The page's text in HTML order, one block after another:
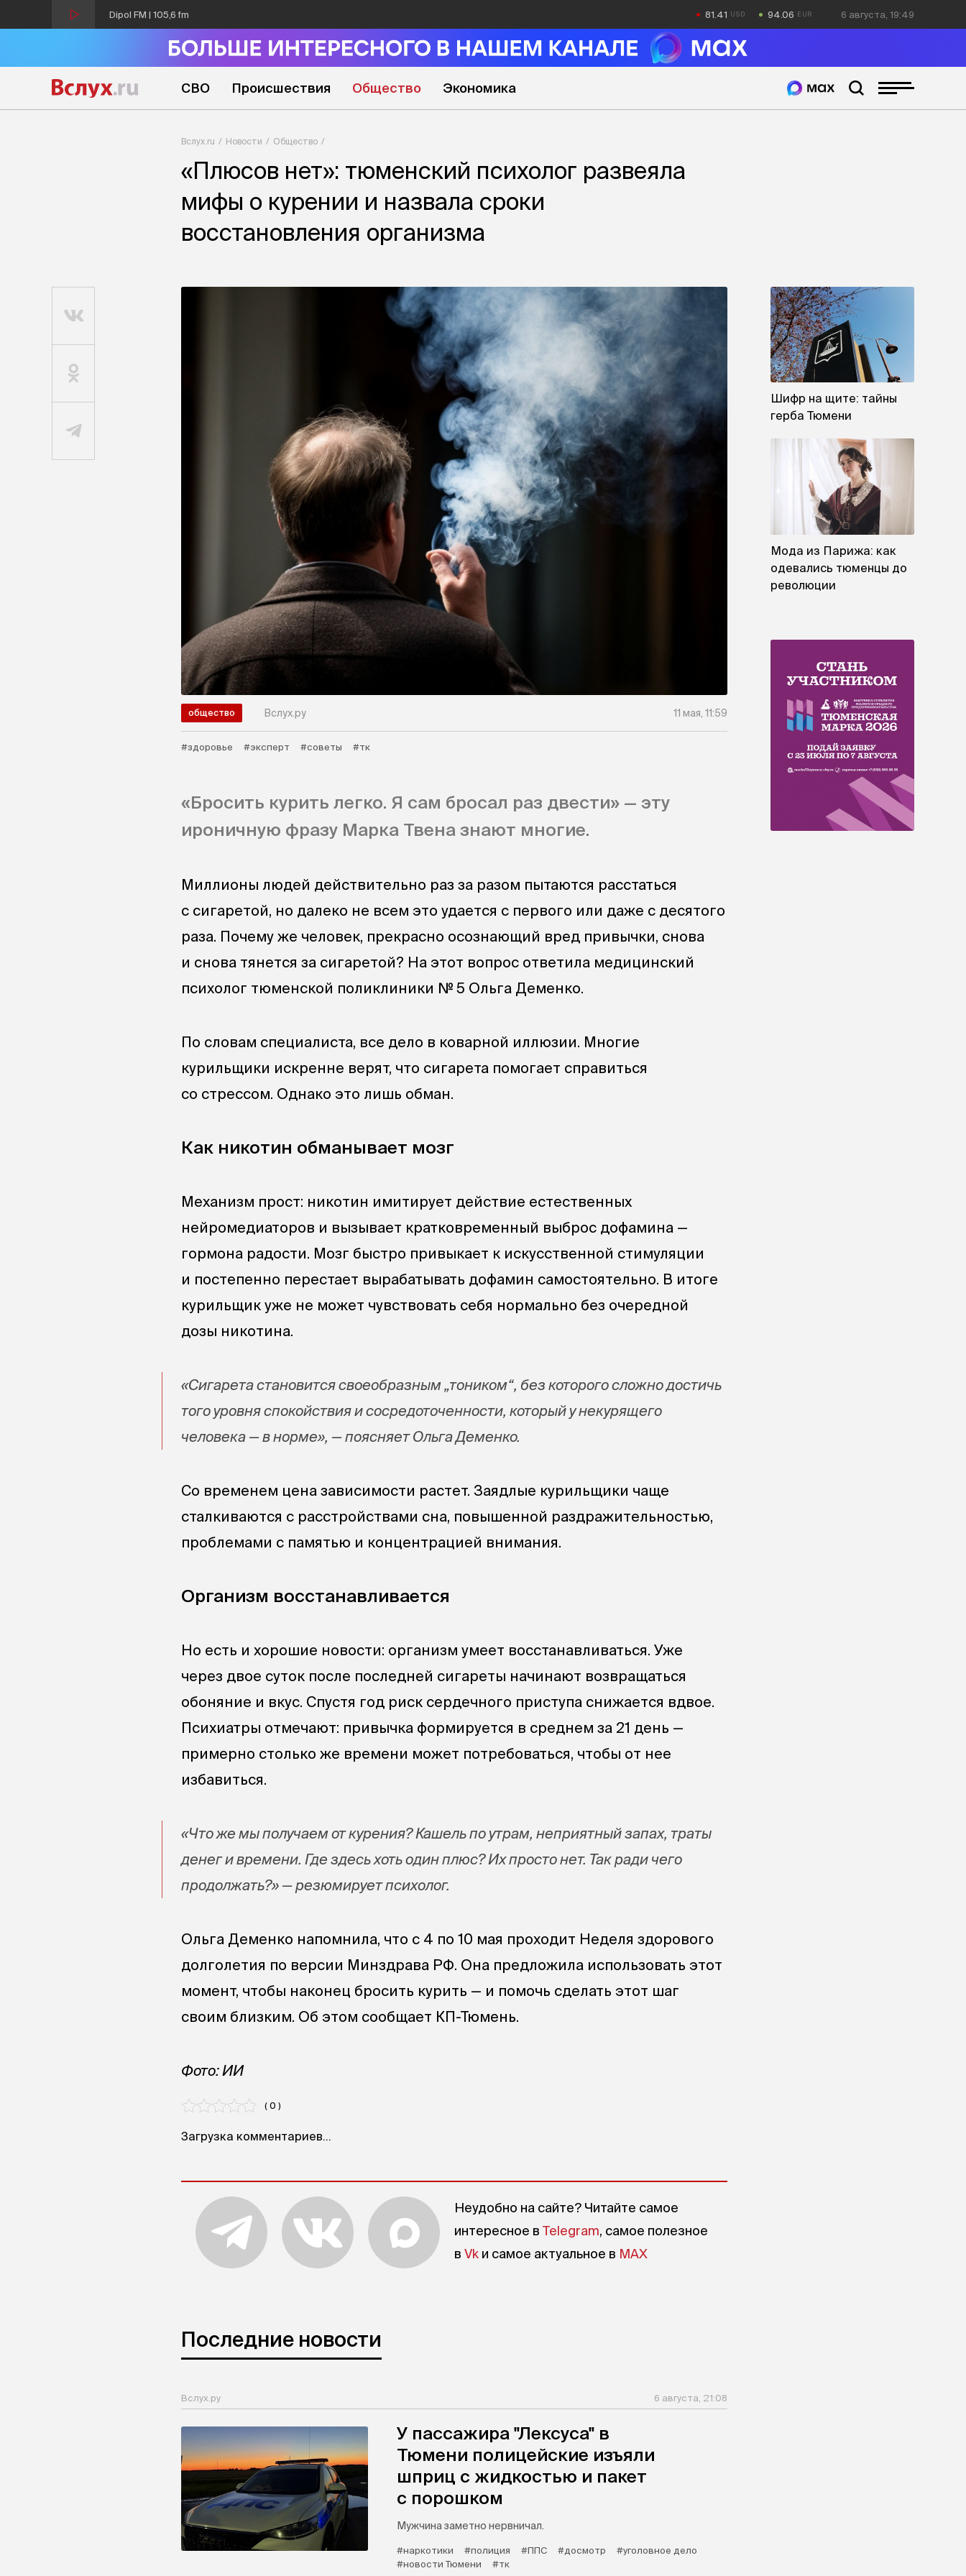
Dipol FM | 105,6 fm 81.41 94.06 6 августа, 19:49
СВО Происшествия Общество Экономика
Вслух.ru Новости Общество
«Плюсов нет»: тюменский психолог развеяла
мифы о курении и назвала сроки
восстановления организма
общество Вслух.ру 11 мая, 11:59
#здоровье #эксперт #советы #тк
«Бросить курить легко. Я сам бросал раз двести» — эту
ироничную фразу Марка Твена знают многие.
Миллионы людей действительно раз за разом пытаются расстаться
с сигаретой, но далеко не всем это удается с первого или даже с десятого
раза. Почему же человек, прекрасно осознающий вред привычки, снова
и снова тянется за сигаретой? На этот вопрос ответила медицинский
психолог тюменской поликлиники № 5 Ольга Деменко.
По словам специалиста, все дело в коварной иллюзии. Многие
курильщики искренне верят, что сигарета помогает справиться
со стрессом. Однако это лишь обман.
Как никотин обманывает мозг
Механизм прост: никотин имитирует действие естественных
нейромедиаторов и вызывает кратковременный выброс дофамина —
гормона радости. Мозг быстро привыкает к искусственной стимуляции
и постепенно перестает вырабатывать дофамин самостоятельно. В итоге
курильщик уже не может чувствовать себя нормально без очередной
дозы никотина.
«Сигарета становится своеобразным „тоником“, без которого сложно достичь
того уровня спокойствия и сосредоточенности, который у некурящего
человека — в норме», — поясняет Ольга Деменко.
Со временем цена зависимости растет. Заядлые курильщики чаще
сталкиваются с расстройствами сна, повышенной раздражительностью,
проблемами с памятью и концентрацией внимания.
Организм восстанавливается
Но есть и хорошие новости: организм умеет восстанавливаться. Уже
через двое суток после последней сигареты начинают возвращаться
обоняние и вкус. Спустя год риск сердечного приступа снижается вдвое.
Психиатры отмечают: привычка формируется в среднем за 21 день —
примерно столько же времени может потребоваться, чтобы от нее
избавиться.
«Что же мы получаем от курения? Кашель по утрам, неприятный запах, траты
денег и времени. Где здесь хоть один плюс? Их просто нет. Так ради чего
продолжать?» — резюмирует психолог.
Ольга Деменко напомнила, что с 4 по 10 мая проходит Неделя здорового
долголетия по версии Минздрава РФ. Она предложила использовать этот
момент, чтобы наконец бросить курить — и помочь сделать этот шаг
своим близким. Об этом сообщает КП-Тюмень.
Фото: ИИ
( 0 )
Загрузка комментариев...
Неудобно на сайте? Читайте самое
интересное в Telegram, самое полезное
в Vk и самое актуальное в MAX
Последние новости
Вслух.ру 6 августа, 21:08
У пассажира "Лексуса" в
Тюмени полицейские изъяли
шприц с жидкостью и пакет
с порошком
Мужчина заметно нервничал.
#наркотики #полиция #ППС #досмотр
#уголовное дело
#новости Тюмени
#тк
Шифр на щите: тайны
герба Тюмени
Мода из Парижа: как
одевались тюменцы до
революции